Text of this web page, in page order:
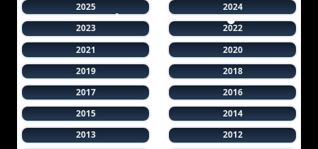
2025
2024
2023
2022
2021
2020
2019
2018
2017
2016
2015
2014
2013
2012